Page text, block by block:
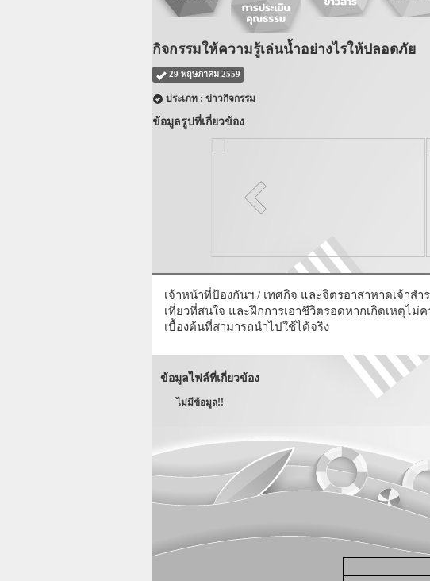
กิจกรรมให้ความรู้เล่นน้ำอย่างไรให้ปลอดภัย
29 พฤษภาคม 2559
ประเภท : ข่าวกิจกรรม
ข้อมูลรูปที่เกี่ยวข้อง
เจ้าหน้าที่ป้องกันฯ / เทศกิจ และจิตรอาสาหาดเจ้าส
เที่ยวที่สนใจ และฝึกการเอาชีวิตรอดหากเกิดเหตุไ
เบื้องต้นที่สามารถนำไปใช้ได้จริง
ข้อมูลไฟล์ที่เกี่ยวข้อง
ไม่มีข้อมูล!!